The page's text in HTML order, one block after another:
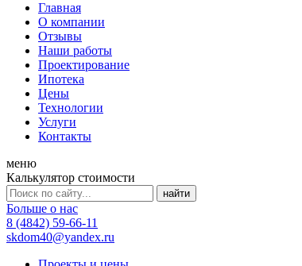
Главная
О компании
Отзывы
Наши работы
Проектирование
Ипотека
Цены
Технологии
Услуги
Контакты
меню
Калькулятор стоимости
Больше о нас
8 (4842) 59-66-11
skdom40@yandex.ru